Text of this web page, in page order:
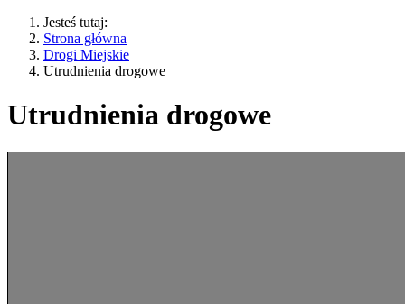
Jesteś tutaj:
Strona główna
Drogi Miejskie
Utrudnienia drogowe
Utrudnienia drogowe